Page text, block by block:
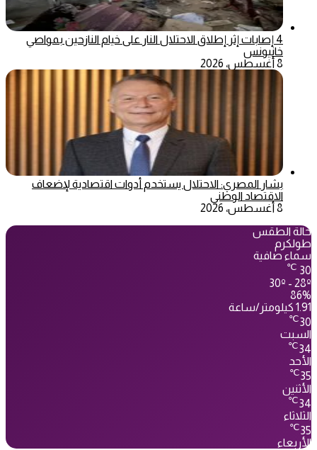
4 إصابات إثر إطلاق الاحتلال النار على خيام النازحين بمواصي
خانيونس
8 أغسطس، 2026
بشار المصري: الاحتلال يستخدم أدوات اقتصادية لإضعاف
الاقتصاد الوطني
8 أغسطس، 2026
حالة الطقس
طولكرم
سماء صافية
30
℃
30º - 28º
86%
1.91 كيلومتر/ساعة
30
℃
السبت
34
℃
الأحد
35
℃
الأثنين
34
℃
الثلاثاء
35
℃
الأربعاء